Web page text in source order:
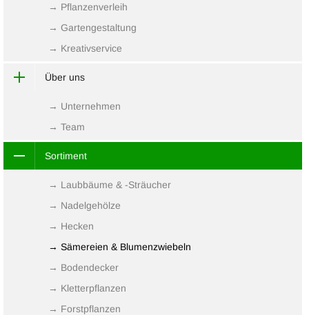
→ Pflanzenverleih
→ Gartengestaltung
→ Kreativservice
Über uns
→ Unternehmen
→ Team
Sortiment
→ Laubbäume & -Sträucher
→ Nadelgehölze
→ Hecken
→ Sämereien & Blumenzwiebeln
→ Bodendecker
→ Kletterpflanzen
→ Forstpflanzen